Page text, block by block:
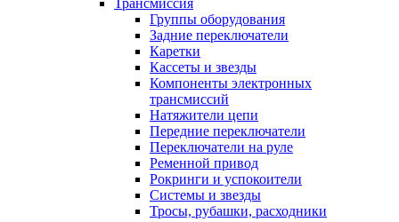
Группы оборудования
Задние переключатели
Каретки
Кассеты и звезды
Компоненты электронных
трансмиссий
Натяжители цепи
Передние переключатели
Переключатели на руле
Ременной привод
Рокринги и успокоители
Системы и звезды
Тросы, рубашки, расходники